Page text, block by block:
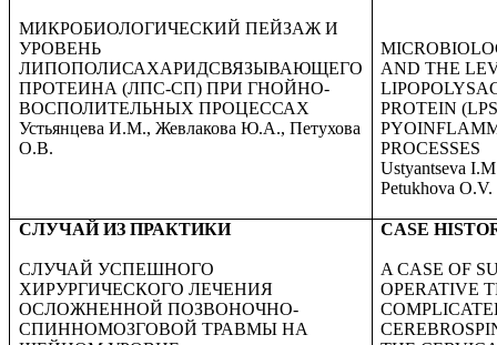
МИКРОБИОЛОГИЧЕСКИЙ ПЕЙЗАЖ И
УРОВЕНЬ
ЛИПОПОЛИСАХАРИДСВЯЗЫВАЮЩЕГО
ПРОТЕИНА (ЛПС-СП) ПРИ ГНОЙНО-
ВОСПОЛИТЕЛЬНЫХ ПРОЦЕССАХ
Устьянцева И.М., Жевлакова Ю.А., Петухова
О.В.
AND THE
PROTEIN
PROCESSES
Ustyantseva
Petukhova O.V.
СЛУЧАЙ ИЗ ПРАКТИКИ
СЛУЧАЙ УСПЕШНОГО
ХИРУРГИЧЕСКОГО ЛЕЧЕНИЯ
ОСЛОЖНЕННОЙ ПОЗВОНОЧНО-
СПИННОМОЗГОВОЙ ТРАВМЫ НА
CASE
A CASE OF
OPERATIVE